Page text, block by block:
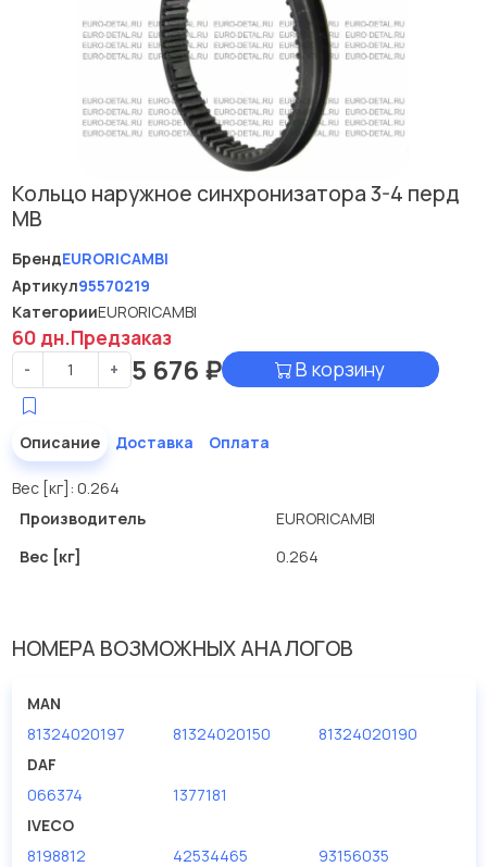
Кольцо наружное синхронизатора 3-4 перд
МВ
БрендEURORICAMBI
Артикул95570219
КатегорииEURORICAMBI
60 дн.Предзаказ
- + 5 676 ₽ В корзину
Описание Доставка Оплата
Вес [кг]: 0.264
Производитель
EURORICAMBI
Вес [кг]
0.264
НОМЕРА ВОЗМОЖНЫХ АНАЛОГОВ
MAN
81324020197
81324020150
81324020190
DAF
066374
1377181
IVECO
8198812
42534465
93156035